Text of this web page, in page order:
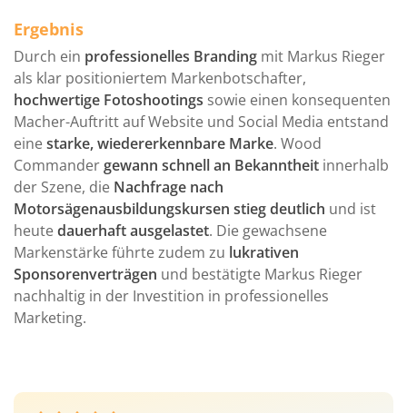
Ergebnis
Durch ein professionelles Branding mit Markus Rieger
als klar positioniertem Markenbotschafter,
hochwertige Fotoshootings sowie einen konsequenten
Macher-Auftritt auf Website und Social Media entstand
einestarke, wiedererkennbare Marke. Wood
Commandergewann schnell an Bekanntheit innerhalb
der Szene, die Nachfrage nach
Motorsägenausbildungskursen stieg deutlich und ist
heutedauerhaft ausgelastet. Die gewachsene
Markenstärke führte zudem zu lukrativen
Sponsorenverträgen und bestätigte Markus Rieger
nachhaltig in der Investition in professionelles
Marketing.